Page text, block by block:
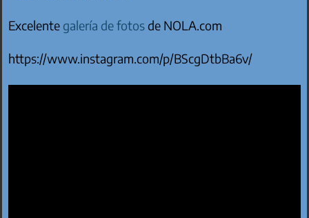
Excelente galería de fotosde NOLA.com
https://www.instagram.com/p/BScgDtbBa6v/